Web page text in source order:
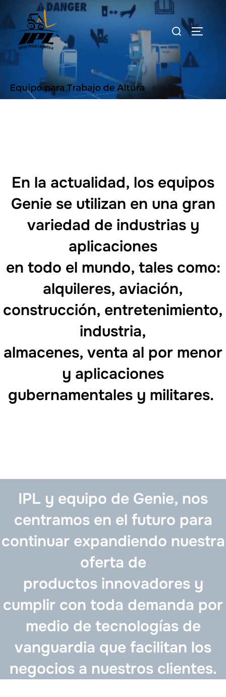
contenido
Buscar:
En la actualidad, los equipos
Genie se utilizan en una gran
variedad de industrias y
aplicaciones
en todo el mundo, tales como:
alquileres, aviación,
construcción, entretenimiento,
industria,
almacenes, venta al por menor
y aplicaciones
gubernamentales y militares.
IPL y equipo de Genie, nos
centramos en el futuro para
continuar expandiendo nuestra
oferta de
productos innovadores y
cumplir con toda demanda por
medio de tecnologías de
vanguardia que facilitan los
negocios a nuestros clientes.